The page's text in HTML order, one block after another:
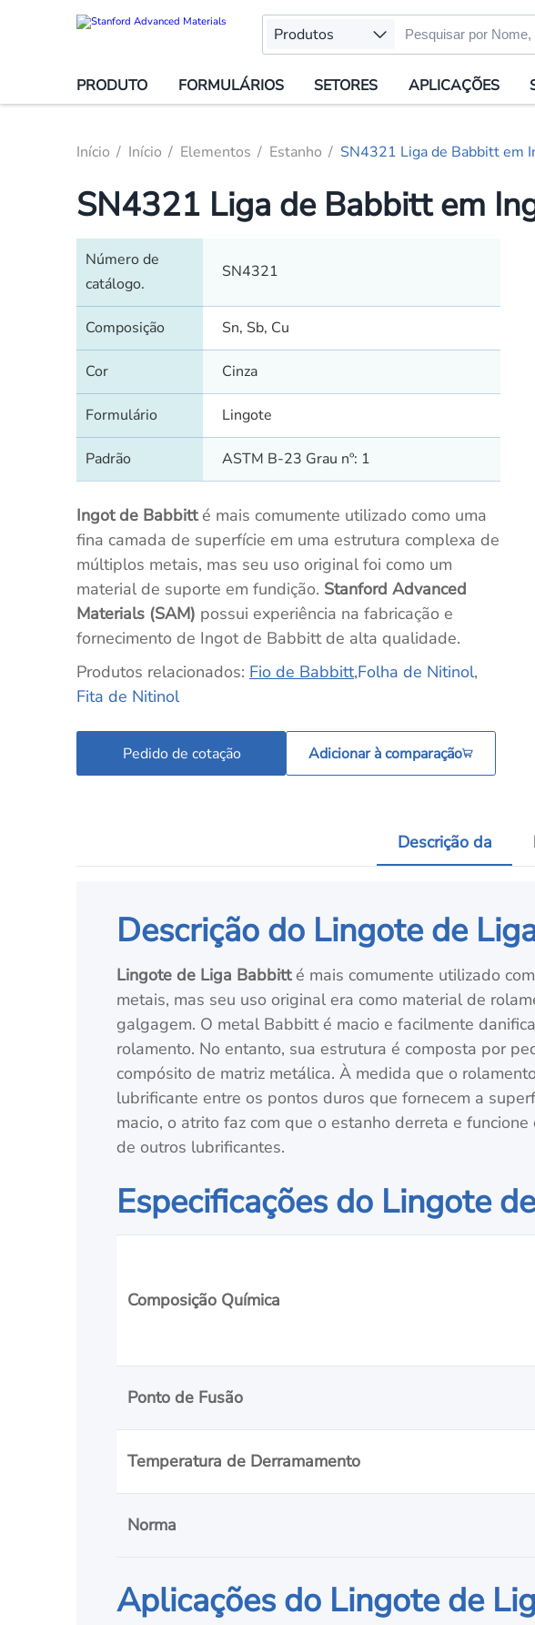
Produtos
PRODUTO FORMULÁRIOS SETORES APLICAÇÕES
Início Início Elementos Estanho SN4321 Liga de Babbitt em
SN4321 Liga de Babbitt em
Número de
catálogo.
SN4321
Composição Sn, Sb, Cu
Cor Cinza
Formulário Lingote
Padrão ASTM B-23 Grau nº: 1
Ingot de Babbitté mais comumente utilizado como uma
fina camada de superfície em uma estrutura complexa de
múltiplos metais, mas seu uso original foi como um
material de suporte em fundição. Stanford Advanced
Materials (SAM) possui experiência na fabricação e
fornecimento de Ingot de Babbitt de alta qualidade.
Produtos relacionados: Fio de Babbitt,Folha de Nitinol,
Fita de Nitinol
Pedido de cotação Adicionar à comparação
Descrição da
Descrição do Lingote de
Lingote de Liga Babbitté mais comumente utilizado
metais, mas seu uso original era como material de
galgagem. O metal Babbitt é macio e facilmente
rolamento. No entanto, sua estrutura é composta por
compósito de matriz metálica. À medida que o
lubrificante entre os pontos duros que fornecem a
macio, o atrito faz com que o estanho derreta e
de outros lubrificantes.
Especificações do Lingote
Composição Química
Ponto de Fusão
Temperatura de Derramamento
Norma
Aplicações do Lingote de